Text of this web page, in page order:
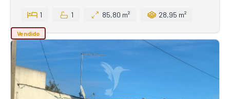
1 1 85,80 m² 28,95 m²
Vendido